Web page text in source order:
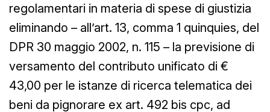
regolamentari in materia di spese di giustizia
eliminando – all’art. 13, comma 1 quinquies, del
DPR 30 maggio 2002, n. 115 – la previsione di
versamento del contributo unificato di €
43,00 per le istanze di ricerca telematica dei
beni da pignorare ex art. 492 bis cpc, ad